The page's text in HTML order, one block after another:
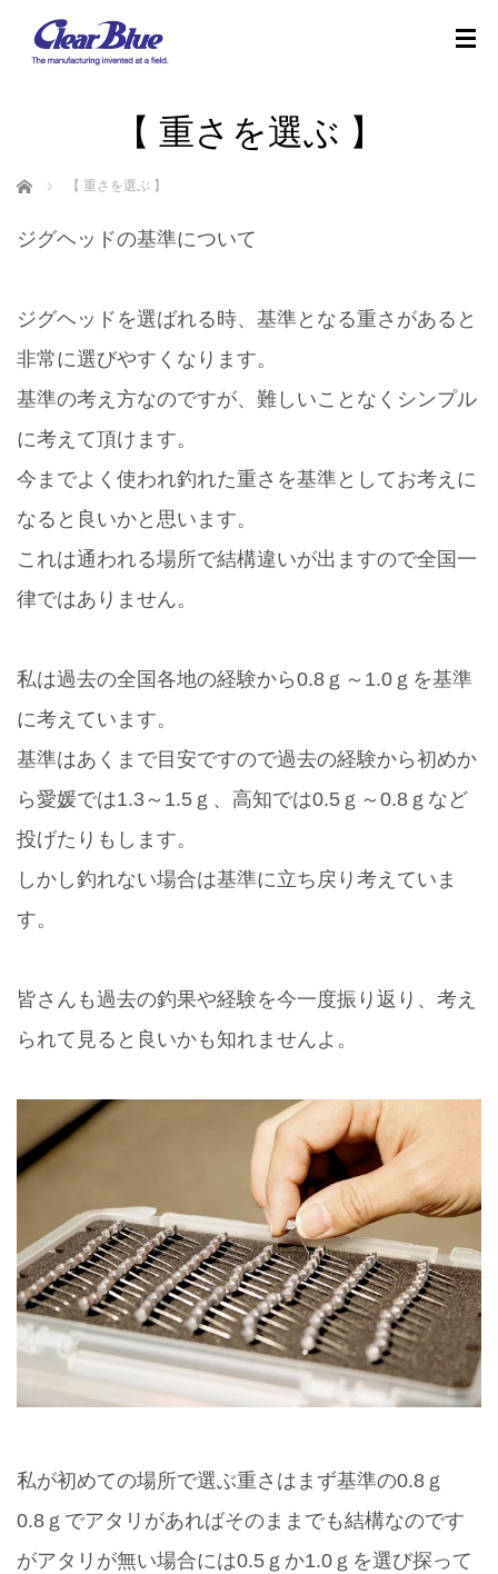
【 重さを選ぶ 】
ホーム 【 重さを選ぶ 】
ジグヘッドの基準について
ジグヘッドを選ばれる時、基準となる重さがあると
非常に選びやすくなります。
基準の考え方なのですが、難しいことなくシンプル
に考えて頂けます。
今までよく使われ釣れた重さを基準としてお考えに
なると良いかと思います。
これは通われる場所で結構違いが出ますので全国一
律ではありません。
私は過去の全国各地の経験から0.8ｇ～1.0ｇを基準
に考えています。
基準はあくまで目安ですので過去の経験から初めか
ら愛媛では1.3～1.5ｇ、高知では0.5ｇ～0.8ｇなど
投げたりもします。
しかし釣れない場合は基準に立ち戻り考えていま
す。
皆さんも過去の釣果や経験を今一度振り返り、考え
られて見ると良いかも知れませんよ。
私が初めての場所で選ぶ重さはまず基準の0.8ｇ
0.8ｇでアタリがあればそのままでも結構なのです
がアタリが無い場合には0.5ｇか1.0ｇを選び探って